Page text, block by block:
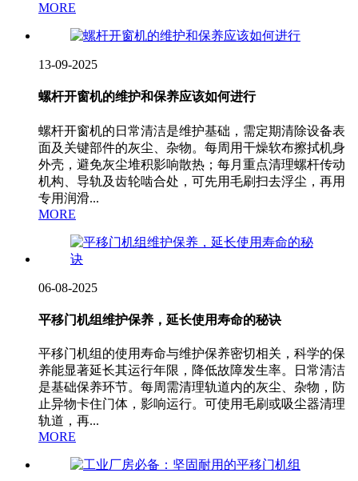
MORE
13-09-2025
螺杆开窗机的维护和保养应该如何进行
螺杆开窗机的日常清洁是维护基础，需定期清除设备表
面及关键部件的灰尘、杂物。每周用干燥软布擦拭机身
外壳，避免灰尘堆积影响散热；每月重点清理螺杆传动
机构、导轨及齿轮啮合处，可先用毛刷扫去浮尘，再用
专用润滑...
MORE
06-08-2025
平移门机组维护保养，延长使用寿命的秘诀
平移门机组的使用寿命与维护保养密切相关，科学的保
养能显著延长其运行年限，降低故障发生率。日常清洁
是基础保养环节。每周需清理轨道内的灰尘、杂物，防
止异物卡住门体，影响运行。可使用毛刷或吸尘器清理
轨道，再...
MORE